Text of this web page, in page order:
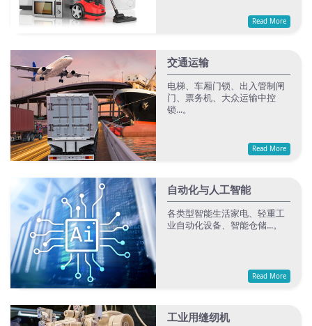
Read More
交通运输
电梯、车厢门锁、出入管制闸
门、票务机、大众运输中控
锁...。
Read More
自动化与人工智能
各类型智能生活家电、轻重工
业自动化设备、智能仓储...。
Read More
工业用缝纫机